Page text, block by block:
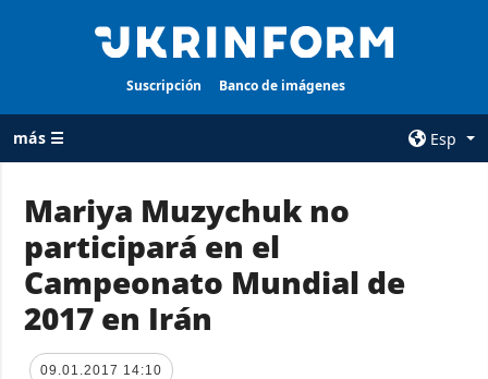
Suscripción Banco de imágenes
más ☰
Esp
TODAS LAS
CATEGORÍAS
Guerra
Reconstrucción
de Ucrania
sobre la agencia
Mariya Muzychuk no
participará en el
Campeonato Mundial de
2017 en Irán
09.01.2017 14:10